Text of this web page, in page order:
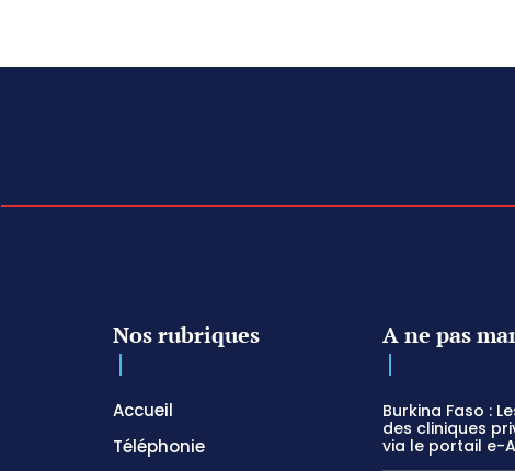
Nos rubriques
Accueil
Téléphonie
A ne pas
Burkina Faso :
des cliniques
via le portail e-